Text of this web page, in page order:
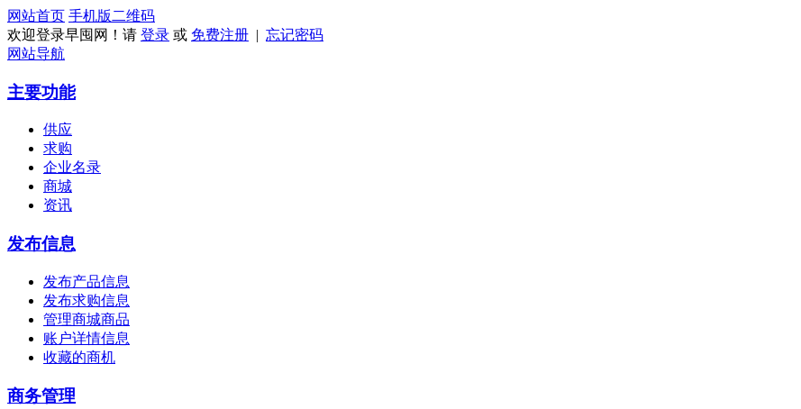
网站首页 手机版 二维码
欢迎登录早囤网！请 登录 或 免费注册 | 忘记密码
网站导航
主要功能
供应
求购
企业名录
商城
资讯
发布信息
发布产品信息
发布求购信息
管理商城商品
账户详情信息
收藏的商机
商务管理